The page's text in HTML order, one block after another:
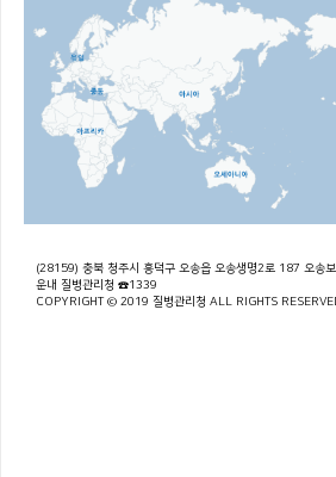
(28159) 충북 청주시 흥덕구 오송읍 오송생명2로 187 오송
운내 질병관리청 ☎1339
COPYRIGHT © 2019 질병관리청 ALL RIGHTS